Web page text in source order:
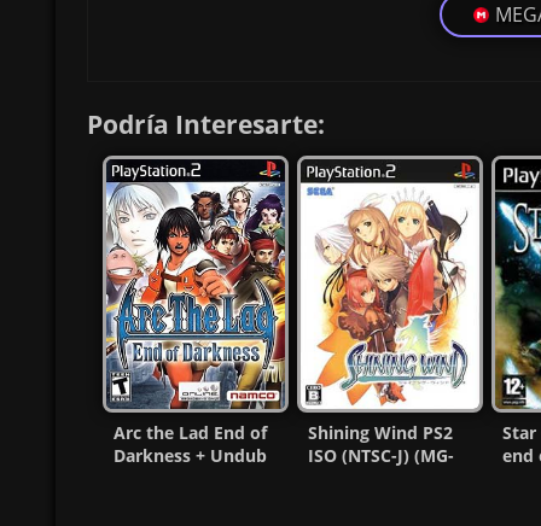
Podría Interesarte:
Arc the Lad End of
Darkness + Undub
Shining Wind PS2
ISO (NTSC-J) (MG-
end